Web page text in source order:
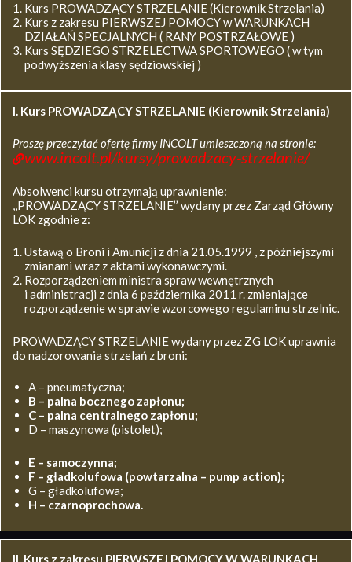
Kurs PROWADZĄCY STRZELANIE (Kierownik Strzelania)
Kurs z zakresu PIERWSZEJ POMOCY w WARUNKACH
DZIAŁAŃ SPECJALNYCH ( RANY POSTRZAŁOWE )
Kurs SĘDZIEGO STRZELECTWA SPORTOWEGO ( w tym
podwyższenia klasy sędziowskiej )
I. Kurs PROWADZĄCY STRZELANIE (Kierownik Strzelania)
Proszę przeczytać ofertę firmy INCOLT umieszczoną na stronie:
www.incolt.pl/kursy/prowadzacy-strzelanie/
Absolwenci kursu otrzymają uprawnienie:
,,PROWADZĄCY STRZELANIE’’ wydany przez Zarząd Główny
LOK zgodnie z:
Ustawą o Broni i Amunicji z dnia 21.05.1999 , z późniejszymi
zmianami wraz z aktami wykonawczymi.
Rozporządzeniem ministra spraw wewnętrznych
i administracji z dnia 6 października 2011 r. zmieniające
rozporządzenie w sprawie wzorcowego regulaminu strzelnic.
PROWADZĄCY STRZELANIE wydany przez ZG LOK uprawnia
do nadzorowania strzelań z broni:
A – pneumatyczna;
B – palna bocznego zapłonu;
C – palna centralnego zapłonu;
D – maszynowa (pistolet);
E – samoczynna;
F – gładkolufowa (powtarzalna – pump action);
G – gładkolufowa;
H – czarnoprochowa.